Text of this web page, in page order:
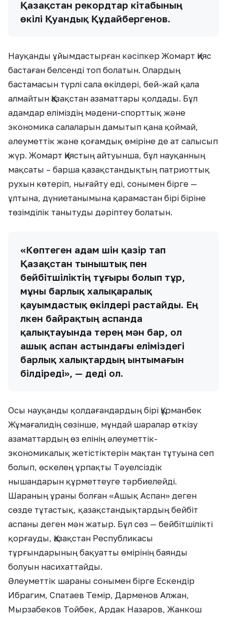
Қазақстан рекордтар кітабының
өкілі Қуандық Құдайбергенов.
Науқанды ұйымдастырған кәсіпкер Жомарт Қияс
бастаған белсенді топ болатын. Олардың
бастамасын түрлі сала өкілдері, бей-жай қала
алмайтын Қазақстан азаматтары қолдады. Бұл
адамдар еліміздің мәдени-спорттық және
экономика салаларын дамытып қана қоймай,
әлеуметтік және қоғамдық өміріне де ат салысып
жүр. Жомарт Қиястың айтуынша, бұл науқанның
мақсаты – барша қазақстандықтың патриоттық
рухын көтеріп, нығайту еді, сонымен бірге —
ұлтына, дүниетанымына қарамастан бірі біріне
төзімділік танытуды дәріптеу болатын.
«Көптеген адам үшін қазір тап
Қазақстан тыныштық пен
бейбітшіліктің тұғыры болып тұр,
мұны барлық халықаралық
қауымдастық өкілдері растайды. Ең
үлкен байрақтың аспанда
қалықтауында терең мән бар, ол
ашық аспан астындағы еліміздегі
барлық халықтардың ынтымағын
білдіреді», — деді ол.
Осы науқанды қолдағандардың бірі Құрманбек
Жұмағалидің сөзінше, мұндай шаралар өткізу
азаматтардың өз елінің әлеуметтік-
экономикалық жетістіктерін мақтан тұтуына сеп
болып, өскелең ұрпақты Тәуелсіздік
нышандарын құрметтеуге тәрбиелейді.
Шараның ұраны болған «Ашық Аспан» деген
сөзде тұтастық, қазақстандықтардың бейбіт
аспаны деген мән жатыр. Бұл сөз — бейбітшілікті
қорғауды, Қазақстан Республикасы
тұрғындарының бақуатты өмірінің баянды
болуын насихаттайды.
Әлеуметтік шараны сонымен бірге Ескендір
Ибрагим, Спатаев Темір, Дарменов Алжан,
Мырзабеков Тойбек, Ардак Назаров, Жанкош